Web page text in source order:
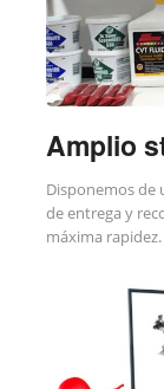
Amplio
Disponemos de
de entrega y
máxima rapidez.